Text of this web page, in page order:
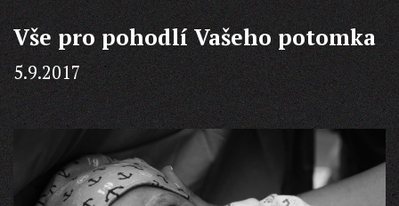
Vše pro pohodlí Vašeho potomka
5.9.2017